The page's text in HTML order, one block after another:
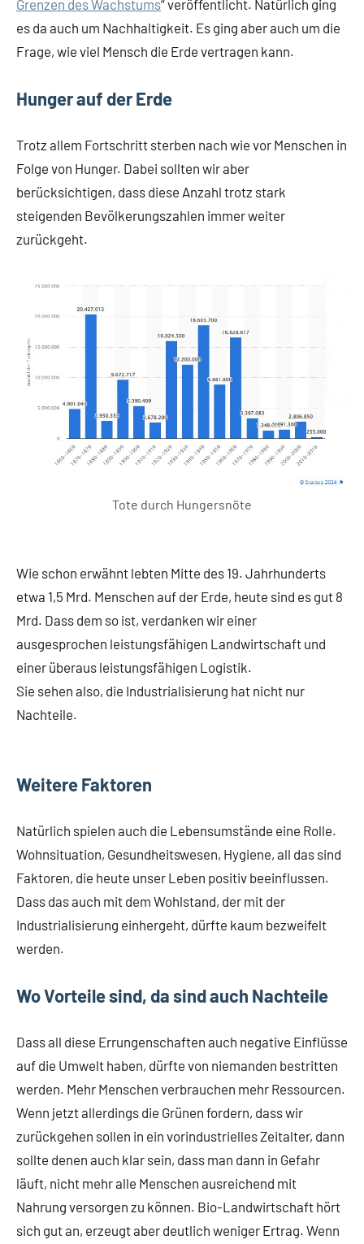
Grenzen des Wachstums“ veröffentlicht. Natürlich ging
es da auch um Nachhaltigkeit. Es ging aber auch um die
Frage, wie viel Mensch die Erde vertragen kann.
Hunger auf der Erde
Trotz allem Fortschritt sterben nach wie vor Menschen in
Folge von Hunger. Dabei sollten wir aber
berücksichtigen, dass diese Anzahl trotz stark
steigenden Bevölkerungszahlen immer weiter
zurückgeht.
Tote durch Hungersnöte
Wie schon erwähnt lebten Mitte des 19. Jahrhunderts
etwa 1,5 Mrd. Menschen auf der Erde, heute sind es gut 8
Mrd. Dass dem so ist, verdanken wir einer
ausgesprochen leistungsfähigen Landwirtschaft und
einer überaus leistungsfähigen Logistik.
Sie sehen also, die Industrialisierung hat nicht nur
Nachteile.
Weitere Faktoren
Natürlich spielen auch die Lebensumstände eine Rolle.
Wohnsituation, Gesundheitswesen, Hygiene, all das sind
Faktoren, die heute unser Leben positiv beeinflussen.
Dass das auch mit dem Wohlstand, der mit der
Industrialisierung einhergeht, dürfte kaum bezweifelt
werden.
Wo Vorteile sind, da sind auch Nachteile
Dass all diese Errungenschaften auch negative Einflüsse
auf die Umwelt haben, dürfte von niemanden bestritten
werden. Mehr Menschen verbrauchen mehr Ressourcen.
Wenn jetzt allerdings die Grünen fordern, dass wir
zurückgehen sollen in ein vorindustrielles Zeitalter, dann
sollte denen auch klar sein, dass man dann in Gefahr
läuft, nicht mehr alle Menschen ausreichend mit
Nahrung versorgen zu können. Bio-Landwirtschaft hört
sich gut an, erzeugt aber deutlich weniger Ertrag. Wenn